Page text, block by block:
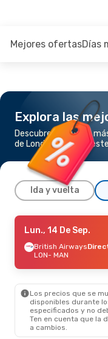
Mejores ofertasDías
Explora las
Descubre los vuelos
de Londres a
Ida y vuelta
Mar., 15 De Sep.-
British Airways
LON- MAN
MAN- LON
Lun., 14 De Sep.
British Airways
LON- MAN
Los precios que se
disponibles durante
especificados y no
Ten en cuenta que la
a cambios.